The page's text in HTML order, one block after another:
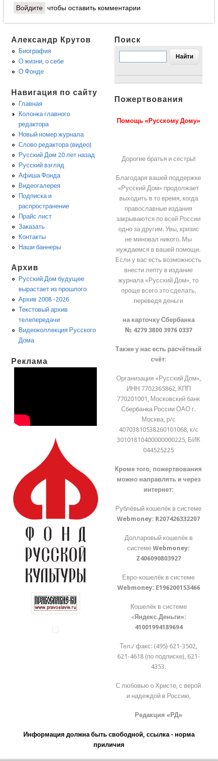
Войдите чтобы оставить комментарии
Александр Крутов
Биография
О жизни, о себе
О Фонде
Навигация по сайту
Главная
Колонка главного
редактора
Новый номер журнала
Слово редактора (видео)
Русский Дом 20 лет назад
Русский взгляд
Афиша Фонда
Видеогалерея
Подписка и
распространение
Прайс лист
Заказать
Контакты
Наши баннеры
Архив
Русский Дом будущее
вырастает из прошлого
Архив 2008 -2026
Текстовый архив
телепередачи
Видеоколлекция Русского
Дома
Реклама
Поиск
Пожертвования
Помощь «Русскому Дому»
Дорогие братья и сестры!
Благодаря вашей поддержке
«Русский Дом» продолжает
выходить в то время, когда
православные издания
закрываются по всей России
одно за другим. Увы, кризис
не миновал никого. Мы
нуждаемся в вашей помощи.
Если у вас есть возможность
внести лепту в издание
журнала «Русский Дом», то
проще всего это сделать,
переведя деньги
на карточку Сбербанка
№ 4279 3800 3976 0337
Также у нас есть расчётный
счёт:
Организация «Русский Дом»,
ИНН 7702365862, КПП
770201001, Московский банк
Сбербанка России ОАО г.
Москва, р/с
40703810538260101068, к/с
30101810400000000225, БИК
044525225
Кроме того, пожертвования
можно направлять и через
интернет:
Рублёвый кошелёк в системе
Webmoney: R207426332207
Долларовый кошелёк в
системеWebmoney:
Z406090803927
Евро-кошелёк в системе
Webmoney: E196200153466
Кошелёк в системе
«Яндекс.Деньги»:
41001994189694
Тел./ факс: (495) 621-3502,
621-4618 (по подписке), 621-
4353.
С любовью о Христе, с верой
и надеждой в Россию,
Редакция «РД»
Информация должна быть свободной, ссылка - норма
приличия